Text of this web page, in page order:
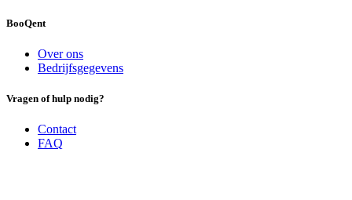
BooQent
Over ons
Bedrijfsgegevens
Vragen of hulp nodig?
Contact
FAQ